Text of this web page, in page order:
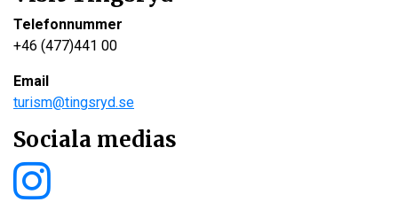
Telefonnummer
+46 (477)441 00
Email
turism@tingsryd.se
Sociala medias